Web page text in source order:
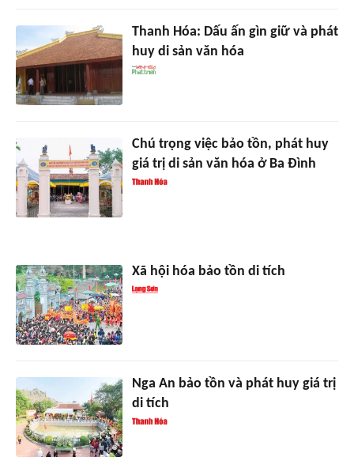
Thanh Hóa: Dấu ấn gìn giữ và phát
huy di sản văn hóa
Chú trọng việc bảo tồn, phát huy
giá trị di sản văn hóa ở Ba Đình
Xã hội hóa bảo tồn di tích
Nga An bảo tồn và phát huy giá trị
di tích